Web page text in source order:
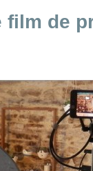
film de